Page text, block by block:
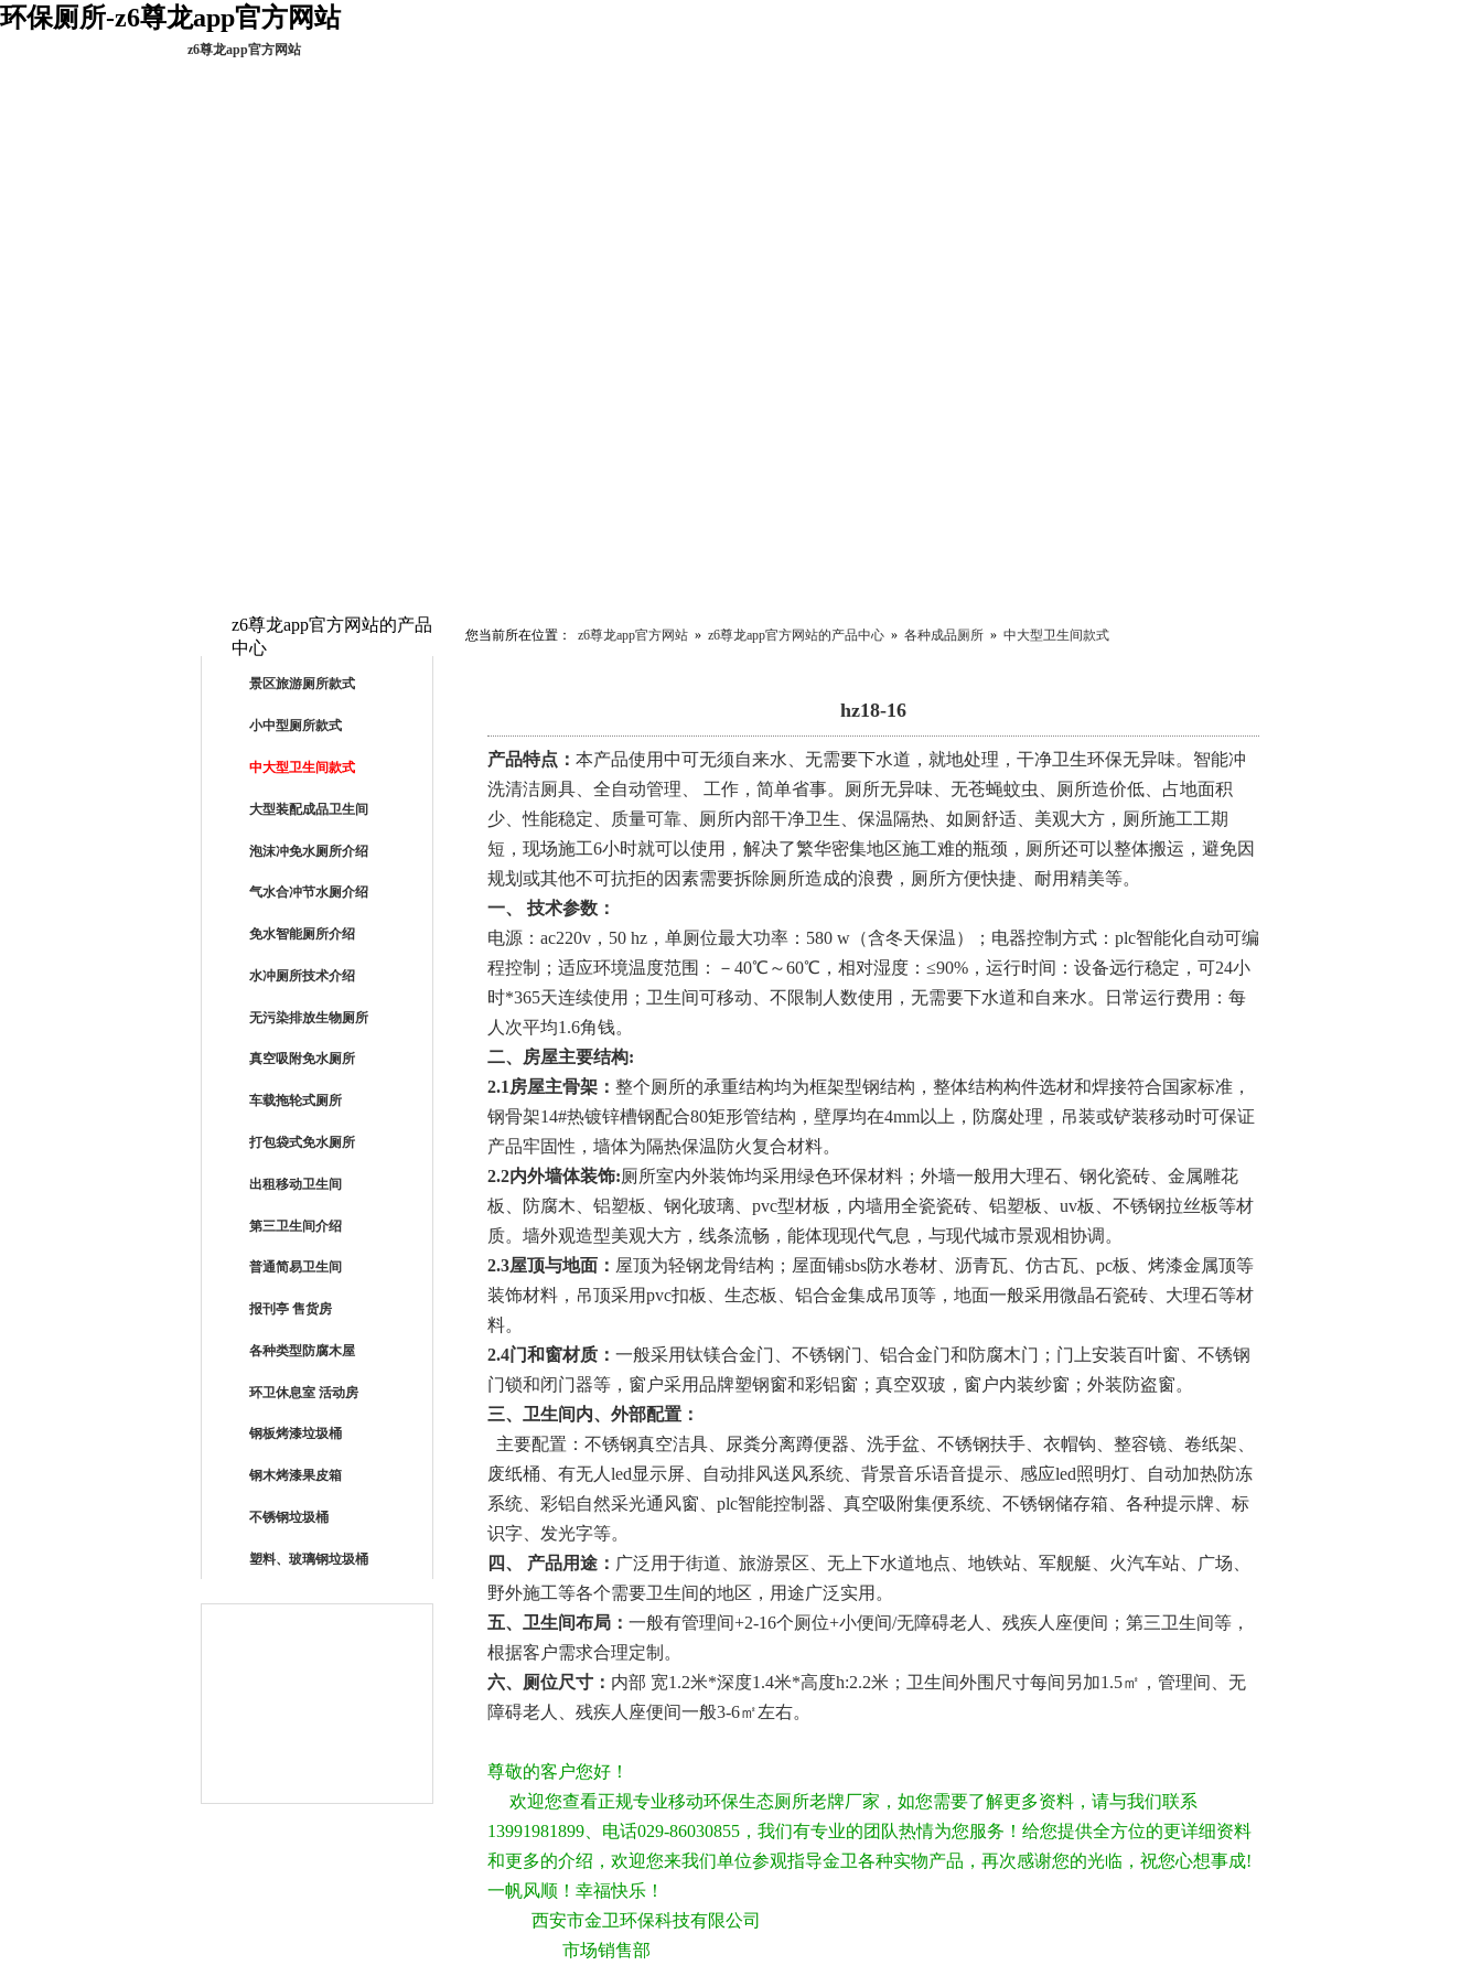
环保厕所-z6尊龙app官方网站
z6尊龙app官方网站
z6尊龙app官方网站的产品
中心
景区旅游厕所款式
小中型厕所款式
中大型卫生间款式
大型装配成品卫生间
泡沫冲免水厕所介绍
气水合冲节水厕介绍
免水智能厕所介绍
水冲厕所技术介绍
无污染排放生物厕所
真空吸附免水厕所
车载拖轮式厕所
打包袋式免水厕所
出租移动卫生间
第三卫生间介绍
普通简易卫生间
报刊亭 售货房
各种类型防腐木屋
环卫休息室 活动房
钢板烤漆垃圾桶
钢木烤漆果皮箱
不锈钢垃圾桶
塑料、玻璃钢垃圾桶
您当前所在位置： z6尊龙app官方网站 » z6尊龙app官方网站的产品中心 » 各种成品厕所 » 中大型卫生间款式
hz18-16
产品特点： 本产品使用中可无须自来水、无需要下水道，就地处理，干净卫生环保无异味。智能冲
洗清洁厕具、全自动管理、 工作，简单省事。厕所无异味、无苍蝇蚊虫、厕所造价低、占地面积
少、性能稳定、质量可靠、厕所内部干净卫生、保温隔热、如厕舒适、美观大方，厕所施工工期
短，现场施工6小时就可以使用，解决了繁华密集地区施工难的瓶颈，厕所还可以整体搬运，避免因
规划或其他不可抗拒的因素需要拆除厕所造成的浪费，厕所方便快捷、耐用精美等。
一、 技术参数：
电源： ac220v ， 50 hz ，单厕位最大功率： 580 w （含冬天保温）；电器控制方式： plc智能化自动可编
程控制；适应环境温度范围：－ 40℃～60℃，相对湿度：≤90% ，运行时间：设备远行稳定，可24小
时*365天连续使用；卫生间可移动、不限制人数使用，无需要下水道和自来水。日常运行费用：每
人次平均1.6角钱。
二、房屋主要结构:
2.1 房屋主骨架： 整个厕所的承重结构均为框架型钢结构，整体结构构件选材和焊接符合国家标准，
钢骨架14#热镀锌槽钢配合80矩形管结构，壁厚均在4mm以上，防腐处理，吊装或铲装移动时可保证
产品牢固性，墙体为隔热保温防火复合材料。
2.2内外墙体装饰:厕所室内外装饰均采用绿色环保材料；外墙一般用大理石、钢化瓷砖、金属雕花
板、防腐木、铝塑板、钢化玻璃、 pvc型材板，内墙用全瓷瓷砖、铝塑板、 uv板、不锈钢拉丝板等材
质。墙外观造型美观大方，线条流畅，能体现现代气息，与现代城市景观相协调。
2.3屋顶与地面： 屋顶为轻钢龙骨结构；屋面铺sbs防水卷材、沥青瓦、仿古瓦、 pc板、烤漆金属顶等
装饰材料，吊顶采用pvc扣板、生态板、铝合金集成吊顶等，地面一般采用微晶石瓷砖、大理石等材
料。
2.4门和窗材质： 一般采用钛镁合金门、不锈钢门、铝合金门和防腐木门；门上安装百叶窗、不锈钢
门锁和闭门器等，窗户采用品牌塑钢窗和彩铝窗；真空双玻，窗户内装纱窗；外装防盗窗。
三、卫生间内、外部配置：
主要配置：不锈钢真空洁具、尿粪分离蹲便器、洗手盆、不锈钢扶手、衣帽钩、整容镜、卷纸架、
废纸桶、有无人 led显示屏、自动排风送风系统、背景音乐语音提示、感应led照明灯、自动加热防冻
系统、彩铝自然采光通风窗、 plc智能控制器、真空吸附集便系统、不锈钢储存箱、各种提示牌、标
识字、发光字等。
四、 产品用途： 广泛用于街道、旅游景区、无上下水道地点、地铁站、军舰艇、火汽车站、广场、
野外施工等各个需要卫生间的地区，用途广泛实用。
五、卫生间布局： 一般有管理间+2-16个厕位+小便间/无障碍老人、残疾人座便间；第三卫生间等，
根据客户需求合理定制。
六、厕位尺寸： 内部 宽1.2米*深度1.4米*高度h:2.2米；卫生间外围尺寸每间另加1.5㎡，管理间、无
障碍老人、残疾人座便间一般3-6㎡左右。
尊敬的客户您好！
欢迎您查看正规专业移动环保生态厕所老牌厂家，如您需要了解更多资料，请与我们联系
13991981899、电话029-86030855，我们有专业的团队热情为您服务！给您提供全方位的更详细资料
和更多的介绍，欢迎您来我们单位参观指导金卫各种实物产品，再次感谢您的光临，祝您心想事成!
一帆风顺！幸福快乐！
西安市金卫环保科技有限公司
市场销售部